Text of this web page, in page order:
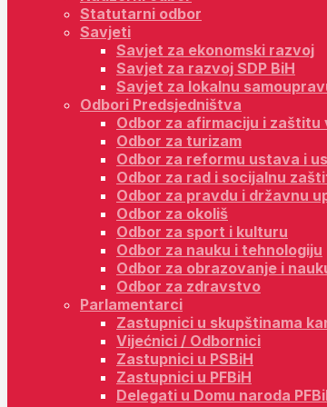
Statutarni odbor
Savjeti
Savjet za ekonomski razvoj
Savjet za razvoj SDP BiH
Savjet za lokalnu
Odbori Predsjedništva
Odbor za afirmaciju i
Odbor za turizam
Odbor za reformu ustava i
Odbor za rad i socijalnu
Odbor za pravdu i državnu
Odbor za okoliš
Odbor za sport i kulturu
Odbor za nauku i tehnologiju
Odbor za obrazovanje i
Odbor za zdravstvo
Parlamentarci
Zastupnici u skupštinama
Vijećnici / Odbornici
Zastupnici u PSBiH
Zastupnici u PFBiH
Delegati u Domu naroda